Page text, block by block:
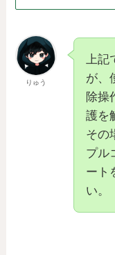
りゅう
上
が、
除操
護を
その
プル
ート
い。